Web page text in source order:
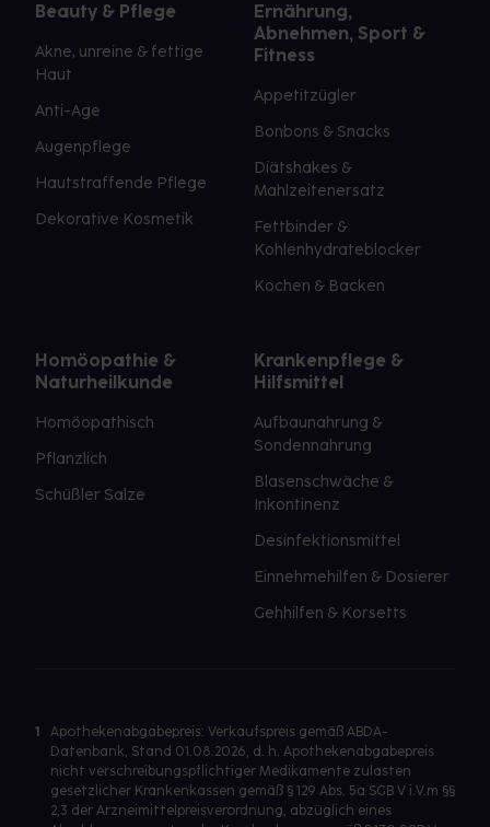
Beauty & Pflege
Akne, unreine & fettige
Haut
Anti-Age
Augenpflege
Hautstraffende Pflege
Dekorative Kosmetik
Ernährung,
Abnehmen, Sport &
Fitness
Appetitzügler
Bonbons & Snacks
Diätshakes &
Mahlzeitenersatz
Fettbinder &
Kohlenhydrateblocker
Kochen & Backen
Homöopathie &
Naturheilkunde
Homöopathisch
Pflanzlich
Schüßler Salze
Krankenpflege &
Hilfsmittel
Aufbaunahrung &
Sondennahrung
Blasenschwäche &
Inkontinenz
Desinfektionsmittel
Einnehmehilfen & Dosierer
Gehhilfen & Korsetts
1
Apothekenabgabepreis: Verkaufspreis gemäß ABDA-
Datenbank, Stand 01.08.2026, d. h. Apothekenabgabepreis
nicht verschreibungspflichtiger Medikamente zulasten
gesetzlicher Krankenkassen gemäß § 129 Abs. 5a SGB V i.V.m §§
2,3 der Arzneimittelpreisverordnung, abzüglich eines